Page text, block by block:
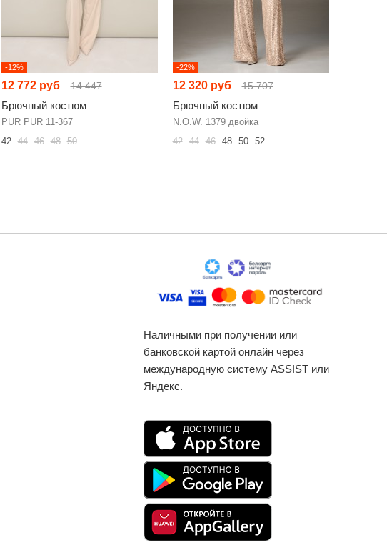
-12%
12 772 руб 14 447
Брючный костюм
PUR PUR 11-367
42 44 46 48 50
-22%
12 320 руб 15 707
Брючный костюм
N.O.W. 1379 двойка
42 44 46 48 50 52
Наличными при получении или
банковской картой онлайн через
международную систему ASSIST или
Яндекс.